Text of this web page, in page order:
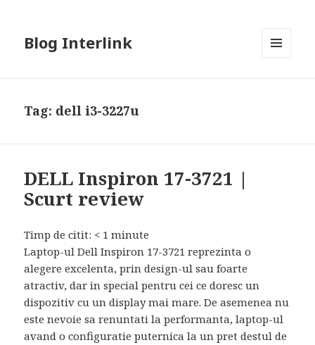
Blog Interlink
Tag: dell i3-3227u
DELL Inspiron 17-3721 |
Scurt review
Timp de citit: < 1 minute
Laptop-ul Dell Inspiron 17-3721 reprezinta o
alegere excelenta, prin design-ul sau foarte
atractiv, dar in special pentru cei ce doresc un
dispozitiv cu un display mai mare. De asemenea nu
este nevoie sa renuntati la performanta, laptop-ul
avand o configuratie puternica la un pret destul de